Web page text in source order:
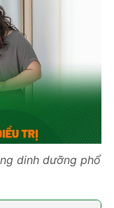
dinh dưỡng phổ